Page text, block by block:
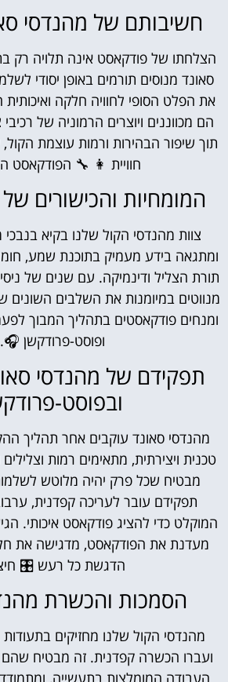
חשיבותם של מהנדסי
הצלחתו של פודקאסט אינה תלויה רק
סאונד מנוסים תורמים באופן יסודי
את הפלט הסופי לחוויה חלקה
הם מכווננים ויוצרים הרמוניה של
תוך שיפור הבהירות ורמות עוצמת
חוויית 👩 🔧 הפודקאסט
המומחיות והכישורים
צוות מהנדסי הקול שלנו בקיא בנבכי
ומתגאה בידע מעמיק בתוכנת שמע,
תורת הצליל ודינמיקה. עם שנים של
מנווטים במיומנות את השלבים
ומנחים פודקאסטים בתהליך המבוך
ופוסט-פרודקשן 🎧.
תפקידם של מהנדסי
ובפוסט-
מהנדסי סאונד עוקבים אחר תהליך
טכנית ויצירתית, מתאימים רמות
מבטיח שכל פרק יהיה מלוטש
תפקידם עובר לעריכה קפדנית,
המוקלט כדי להציג פודקאסט איכותי.
מעדנת את הפודקאסט, מדגישה את
הדגשת כל רעש 🎛️
הסמכות והכשרת
מהנדסי הקול שלנו מחזיקים בתעודות
ועברו הכשרה קפדנית. זה מבטיח
העבודה המומלצות בתעשייה,